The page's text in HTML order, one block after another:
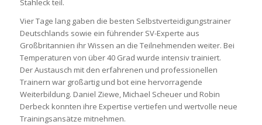
Stahleck teil.
Vier Tage lang gaben die besten Selbstverteidigungstrainer
Deutschlands sowie ein führender SV-Experte aus
Großbritannien ihr Wissen an die Teilnehmenden weiter. Bei
Temperaturen von über 40 Grad wurde intensiv trainiert.
Der Austausch mit den erfahrenen und professionellen
Trainern war großartig und bot eine hervorragende
Weiterbildung. Daniel Ziewe, Michael Scheuer und Robin
Derbeck konnten ihre Expertise vertiefen und wertvolle neue
Trainingsansätze mitnehmen.